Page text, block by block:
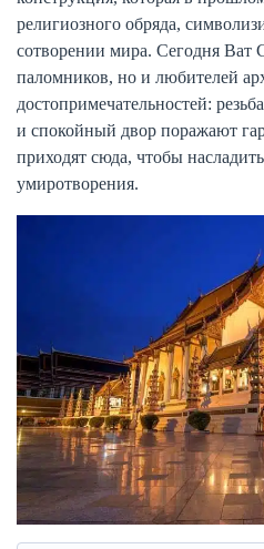
религиозного обряда,
сотворении мира. Сегодня Ват
паломников, но и любителей
достопримечательностей:
и спокойный двор поражают
приходят сюда, чтобы
умиротворения.